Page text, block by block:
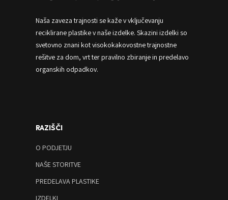
Naša zaveza trajnosti se kaže v vključevanju
reciklirane plastike v naše izdelke. Skazini izdelki so
svetovno znani kot visokokakovostne trajnostne
rešitve za dom, vrt ter pravilno zbiranje in predelavo
organskih odpadkov.
RAZIŠČI
O PODJETJU
NAŠE STORITVE
PREDELAVA PLASTIKE
IZDELKI